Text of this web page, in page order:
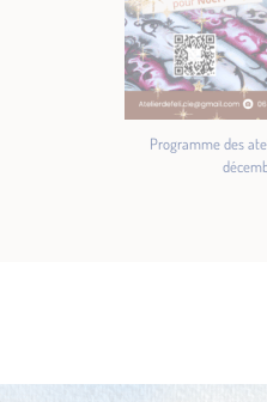
Programme des